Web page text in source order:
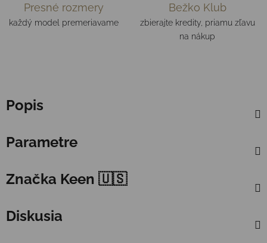
Presné rozmery
každý model premeriavame
Bežko Klub
zbierajte kredity, priamu zľavu
na nákup
Popis
Parametre
Značka Keen 🇺🇸
Diskusia